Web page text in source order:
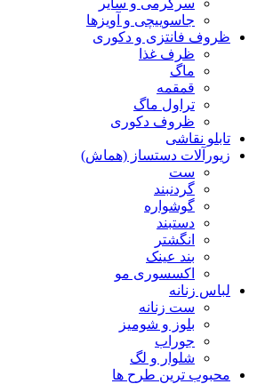
سرگرمی و سایر
جاسوییچی و آویزها
ظروف فانتزی و دکوری
ظرف غذا
ماگ
قمقمه
تراول ماگ
ظروف دکوری
تابلو نقاشی
زیورآلات دستساز (هماش)
ست
گردنبند
گوشواره
دستبند
انگشتر
بند عینک
اکسسوری مو
لباس زنانه
ست زنانه
بلوز و شومیز
جوراب
شلوار و لگ
محبوب ترین طرح ها